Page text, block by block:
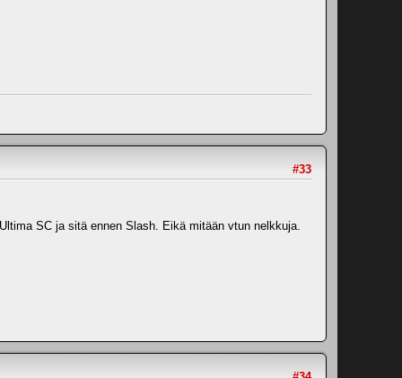
#33
SC ja sitä ennen Slash. Eikä mitään vtun nelkkuja.